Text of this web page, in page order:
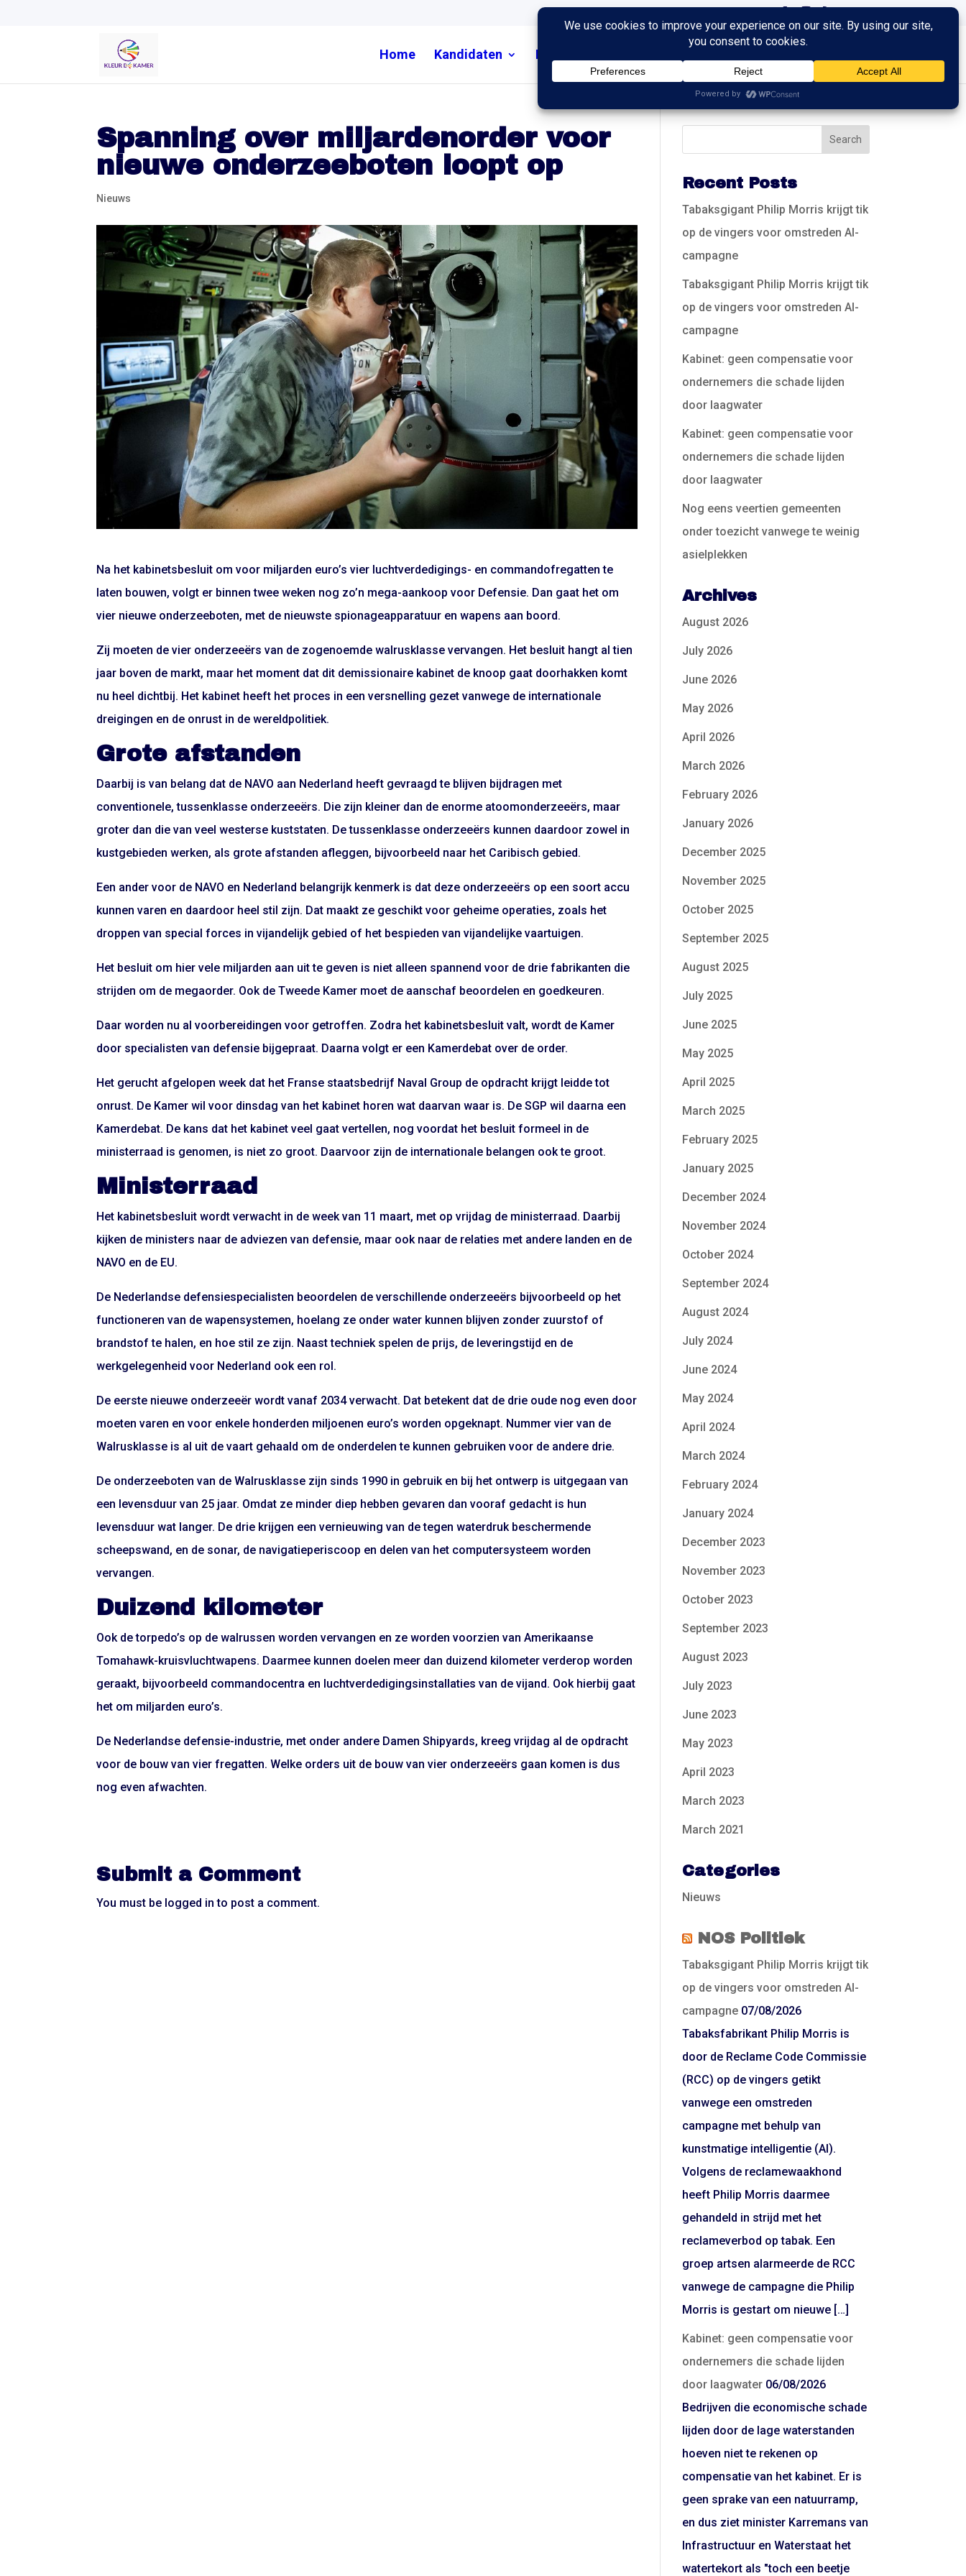
Home Kandidaten Nieuws
Spanning over miljardenorder voor
nieuwe onderzeeboten loopt op
Nieuws
Na het kabinetsbesluit om voor miljarden euro’s vier luchtverdedigings- en commandofregatten te
laten bouwen, volgt er binnen twee weken nog zo’n mega-aankoop voor Defensie. Dan gaat het om
vier nieuwe onderzeeboten, met de nieuwste spionageapparatuur en wapens aan boord.
Zij moeten de vier onderzeeërs van de zogenoemde walrusklasse vervangen. Het besluit hangt al tien
jaar boven de markt, maar het moment dat dit demissionaire kabinet de knoop gaat doorhakken komt
nu heel dichtbij. Het kabinet heeft het proces in een versnelling gezet vanwege de internationale
dreigingen en de onrust in de wereldpolitiek.
Grote afstanden
Daarbij is van belang dat de NAVO aan Nederland heeft gevraagd te blijven bijdragen met
conventionele, tussenklasse onderzeeërs. Die zijn kleiner dan de enorme atoomonderzeeërs, maar
groter dan die van veel westerse kuststaten. De tussenklasse onderzeeërs kunnen daardoor zowel in
kustgebieden werken, als grote afstanden afleggen, bijvoorbeeld naar het Caribisch gebied.
Een ander voor de NAVO en Nederland belangrijk kenmerk is dat deze onderzeeërs op een soort accu
kunnen varen en daardoor heel stil zijn. Dat maakt ze geschikt voor geheime operaties, zoals het
droppen van special forces in vijandelijk gebied of het bespieden van vijandelijke vaartuigen.
Het besluit om hier vele miljarden aan uit te geven is niet alleen spannend voor de drie fabrikanten die
strijden om de megaorder. Ook de Tweede Kamer moet de aanschaf beoordelen en goedkeuren.
Daar worden nu al voorbereidingen voor getroffen. Zodra het kabinetsbesluit valt, wordt de Kamer
door specialisten van defensie bijgepraat. Daarna volgt er een Kamerdebat over de order.
Het gerucht afgelopen week dat het Franse staatsbedrijf Naval Group de opdracht krijgt leidde tot
onrust. De Kamer wil voor dinsdag van het kabinet horen wat daarvan waar is. De SGP wil daarna een
Kamerdebat. De kans dat het kabinet veel gaat vertellen, nog voordat het besluit formeel in de
ministerraad is genomen, is niet zo groot. Daarvoor zijn de internationale belangen ook te groot.
Ministerraad
Het kabinetsbesluit wordt verwacht in de week van 11 maart, met op vrijdag de ministerraad. Daarbij
kijken de ministers naar de adviezen van defensie, maar ook naar de relaties met andere landen en de
NAVO en de EU.
De Nederlandse defensiespecialisten beoordelen de verschillende onderzeeërs bijvoorbeeld op het
functioneren van de wapensystemen, hoelang ze onder water kunnen blijven zonder zuurstof of
brandstof te halen, en hoe stil ze zijn. Naast techniek spelen de prijs, de leveringstijd en de
werkgelegenheid voor Nederland ook een rol.
De eerste nieuwe onderzeeër wordt vanaf 2034 verwacht. Dat betekent dat de drie oude nog even door
moeten varen en voor enkele honderden miljoenen euro’s worden opgeknapt. Nummer vier van de
Walrusklasse is al uit de vaart gehaald om de onderdelen te kunnen gebruiken voor de andere drie.
De onderzeeboten van de Walrusklasse zijn sinds 1990 in gebruik en bij het ontwerp is uitgegaan van
een levensduur van 25 jaar. Omdat ze minder diep hebben gevaren dan vooraf gedacht is hun
levensduur wat langer. De drie krijgen een vernieuwing van de tegen waterdruk beschermende
scheepswand, en de sonar, de navigatieperiscoop en delen van het computersysteem worden
vervangen.
Duizend kilometer
Ook de torpedo’s op de walrussen worden vervangen en ze worden voorzien van Amerikaanse
Tomahawk-kruisvluchtwapens. Daarmee kunnen doelen meer dan duizend kilometer verderop worden
geraakt, bijvoorbeeld commandocentra en luchtverdedigingsinstallaties van de vijand. Ook hierbij gaat
het om miljarden euro’s.
De Nederlandse defensie-industrie, met onder andere Damen Shipyards, kreeg vrijdag al de opdracht
voor de bouw van vier fregatten. Welke orders uit de bouw van vier onderzeeërs gaan komen is dus
nog even afwachten.
Submit a Comment
You must be logged in to post a comment.
Recent Posts
Tabaksgigant Philip Morris krijgt tik
op de vingers voor omstreden AI-
campagne
Tabaksgigant Philip Morris krijgt tik
op de vingers voor omstreden AI-
campagne
Kabinet: geen compensatie voor
ondernemers die schade lijden
door laagwater
Kabinet: geen compensatie voor
ondernemers die schade lijden
door laagwater
Nog eens veertien gemeenten
onder toezicht vanwege te weinig
asielplekken
Archives
August 2026
July 2026
June 2026
May 2026
April 2026
March 2026
February 2026
January 2026
December 2025
November 2025
October 2025
September 2025
August 2025
July 2025
June 2025
May 2025
April 2025
March 2025
February 2025
January 2025
December 2024
November 2024
October 2024
September 2024
August 2024
July 2024
June 2024
May 2024
April 2024
March 2024
February 2024
January 2024
December 2023
November 2023
October 2023
September 2023
August 2023
July 2023
June 2023
May 2023
April 2023
March 2023
March 2021
Categories
Nieuws
NOS Politiek
Tabaksgigant Philip Morris krijgt tik
op de vingers voor omstreden AI-
campagne 07/08/2026
Tabaksfabrikant Philip Morris is
door de Reclame Code Commissie
(RCC) op de vingers getikt
vanwege een omstreden
campagne met behulp van
kunstmatige intelligentie (AI).
Volgens de reclamewaakhond
heeft Philip Morris daarmee
gehandeld in strijd met het
reclameverbod op tabak. Een
groep artsen alarmeerde de RCC
vanwege de campagne die Philip
Morris is gestart om nieuwe […]
Kabinet: geen compensatie voor
ondernemers die schade lijden
door laagwater 06/08/2026
Bedrijven die economische schade
lijden door de lage waterstanden
hoeven niet te rekenen op
compensatie van het kabinet. Er is
geen sprake van een natuurramp,
en dus ziet minister Karremans van
Infrastructuur en Waterstaat het
watertekort als "toch een beetje